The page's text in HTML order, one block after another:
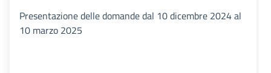
Presentazione delle domande dal 10 dicembre 2024 al
10 marzo 2025